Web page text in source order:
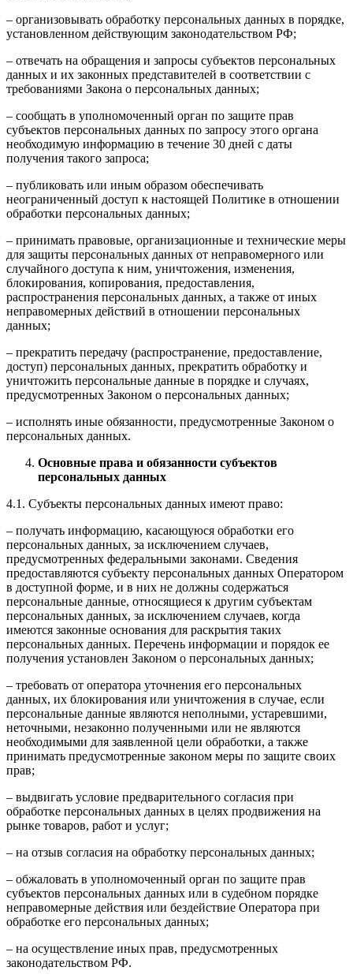
– организовывать обработку персональных данных в порядке,
установленном действующим законодательством РФ;
– отвечать на обращения и запросы субъектов персональных
данных и их законных представителей в соответствии с
требованиями Закона о персональных данных;
– сообщать в уполномоченный орган по защите прав
субъектов персональных данных по запросу этого органа
необходимую информацию в течение 30 дней с даты
получения такого запроса;
– публиковать или иным образом обеспечивать
неограниченный доступ к настоящей Политике в отношении
обработки персональных данных;
– принимать правовые, организационные и технические меры
для защиты персональных данных от неправомерного или
случайного доступа к ним, уничтожения, изменения,
блокирования, копирования, предоставления,
распространения персональных данных, а также от иных
неправомерных действий в отношении персональных
данных;
– прекратить передачу (распространение, предоставление,
доступ) персональных данных, прекратить обработку и
уничтожить персональные данные в порядке и случаях,
предусмотренных Законом о персональных данных;
– исполнять иные обязанности, предусмотренные Законом о
персональных данных.
Основные права и обязанности субъектов
персональных данных
4.1. Субъекты персональных данных имеют право:
– получать информацию, касающуюся обработки его
персональных данных, за исключением случаев,
предусмотренных федеральными законами. Сведения
предоставляются субъекту персональных данных Оператором
в доступной форме, и в них не должны содержаться
персональные данные, относящиеся к другим субъектам
персональных данных, за исключением случаев, когда
имеются законные основания для раскрытия таких
персональных данных. Перечень информации и порядок ее
получения установлен Законом о персональных данных;
– требовать от оператора уточнения его персональных
данных, их блокирования или уничтожения в случае, если
персональные данные являются неполными, устаревшими,
неточными, незаконно полученными или не являются
необходимыми для заявленной цели обработки, а также
принимать предусмотренные законом меры по защите своих
прав;
– выдвигать условие предварительного согласия при
обработке персональных данных в целях продвижения на
рынке товаров, работ и услуг;
– на отзыв согласия на обработку персональных данных;
– обжаловать в уполномоченный орган по защите прав
субъектов персональных данных или в судебном порядке
неправомерные действия или бездействие Оператора при
обработке его персональных данных;
– на осуществление иных прав, предусмотренных
законодательством РФ.